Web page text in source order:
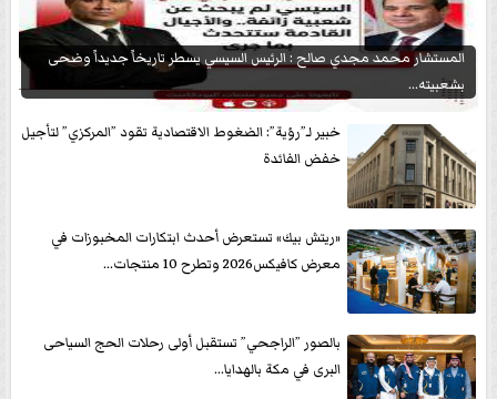
المستشار محمد مجدي صالح : الرئيس السيسي يسطر تاريخاً جديداً وضحى
بشعبيته...
خبير لـ”رؤية”: الضغوط الاقتصادية تقود ”المركزي” لتأجيل
خفض الفائدة
«ريتش بيك» تستعرض أحدث ابتكارات المخبوزات في
معرض كافيكس2026 وتطرح 10 منتجات...
بالصور ”الراجحي” تستقبل أولى رحلات الحج السياحى
البرى في مكة بالهدايا...